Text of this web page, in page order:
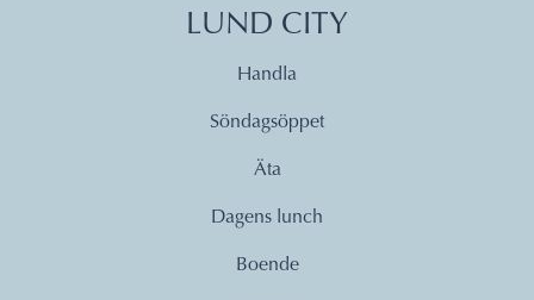
LUND CITY
Handla
Söndagsöppet
Äta
Dagens lunch
Boende